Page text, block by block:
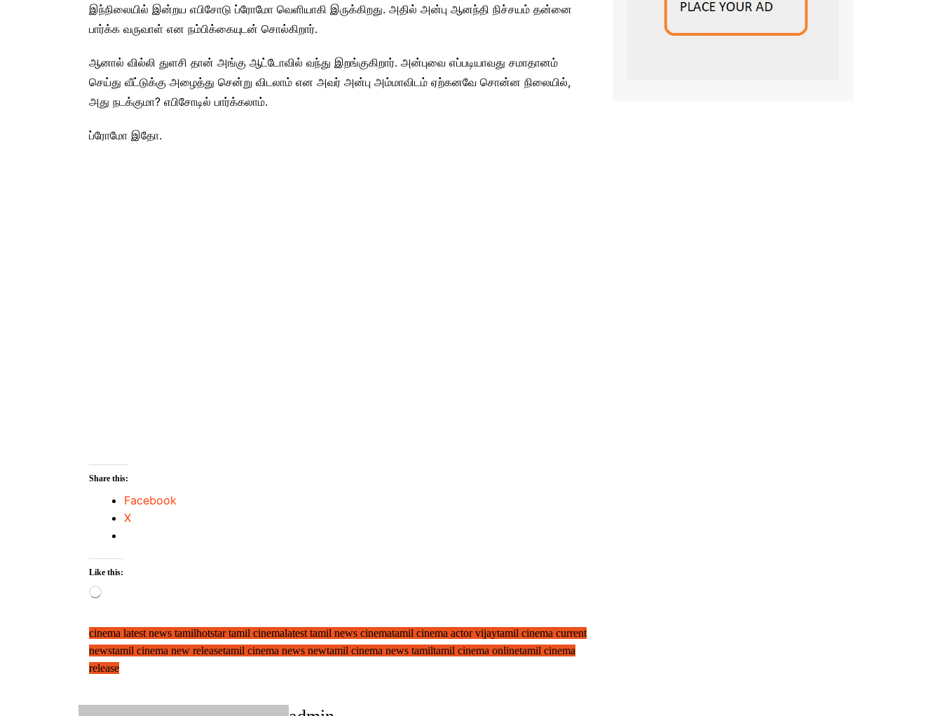
இந்நிலையில் இன்றய எபிசோடு ப்ரோமோ வெளியாகி இருக்கிறது. அதில் அன்பு ஆனந்தி நிச்சயம் தன்னை
பார்க்க வருவாள் என நம்பிக்கையுடன் சொல்கிறார்.
ஆனால் வில்லி துளசி தான் அங்கு ஆட்டோவில் வந்து இறங்குகிறார். அன்புவை எப்படியாவது சமாதானம்
செய்து வீட்டுக்கு அழைத்து சென்று விடலாம் என அவர் அன்பு அம்மாவிடம் ஏற்கனவே சொன்ன நிலையில்,
அது நடக்குமா? எபிசோடில் பார்க்கலாம்.
ப்ரோமோ இதோ.
Share this:
Facebook
X
Like this:
Loading…
cinema latest news tamilhotstar tamil cinemalatest tamil news cinematamil cinema actor vijaytamil cinema current
newstamil cinema new releasetamil cinema news newtamil cinema news tamiltamil cinema onlinetamil cinema
release